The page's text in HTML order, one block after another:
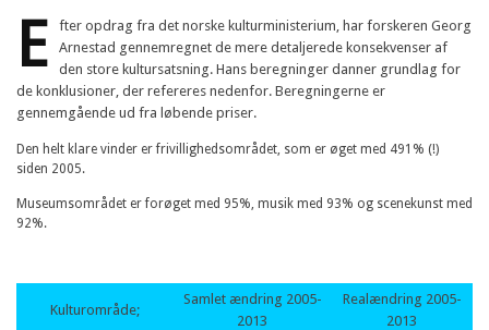
E
fter opdrag fra det norske kulturministerium, har forskeren Georg
Arnestad gennemregnet de mere detaljerede konsekvenser af
den store kultursatsning. Hans beregninger danner grundlag for
de konklusioner, der refereres nedenfor. Beregningerne er
gennemgående ud fra løbende priser.
Den helt klare vinder er frivillighedsområdet, som er øget med 491% (!)
siden 2005.
Museumsområdet er forøget med 95%, musik med 93% og scenekunst med
92%.
Kulturområde;
Samlet ændring 2005-
2013
Realændring 2005-
2013